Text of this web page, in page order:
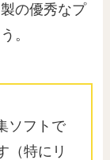
の優秀なプ
。
ソフトで
（特にリ